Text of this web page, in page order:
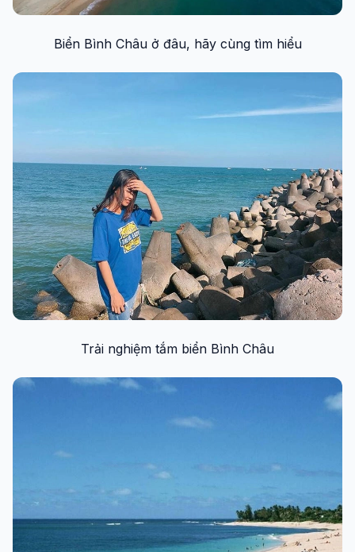
Biển Bình Châu ở đâu, hãy cùng tìm hiểu
Trải nghiệm tắm biển Bình Châu